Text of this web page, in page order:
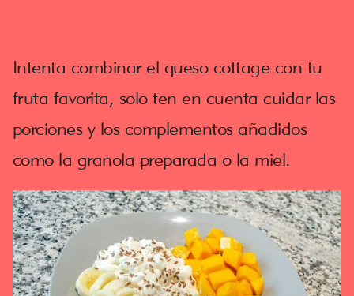
Intenta combinar el queso cottage con tu
fruta favorita, solo ten en cuenta cuidar las
porciones y los complementos añadidos
como la granola preparada o la miel.